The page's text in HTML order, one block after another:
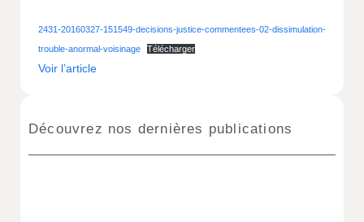
2431-20160327-151549-decisions-justice-commentees-02-dissimulation-
trouble-anormal-voisinage
Télécharger
Voir l’article
Découvrez nos dernières publications